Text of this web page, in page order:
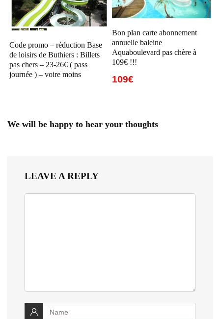
Code promo – réduction Base
de loisirs de Buthiers : Billets
pas chers – 23-26€ ( pass
journée ) – voire moins
Bon plan carte abonnement
annuelle baleine
Aquaboulevard pas chère à
109€ !!!
109€
We will be happy to hear your thoughts
LEAVE A REPLY